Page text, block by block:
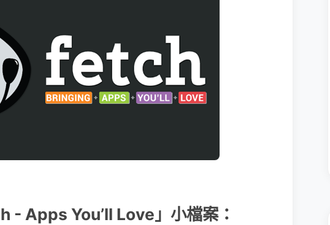
- Apps You’ll Love」小檔案：